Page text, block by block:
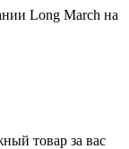
Long March на
товар за вас